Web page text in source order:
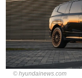
hyundainews.com